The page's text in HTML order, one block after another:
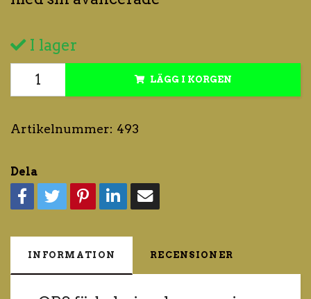
I lager
LÄGG I KORGEN
Artikelnummer: 493
Dela
INFORMATION RECENSIONER